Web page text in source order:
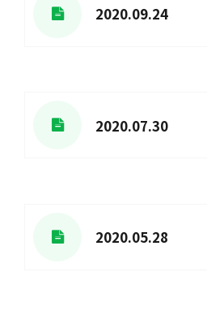
2020.09.24
2020.07.30
2020.05.28